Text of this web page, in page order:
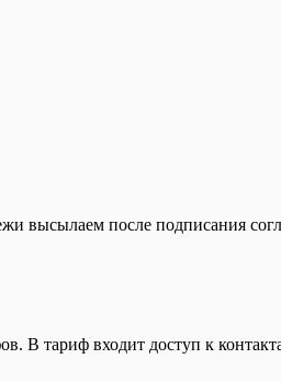
высылаем после подписания
В тариф входит доступ к